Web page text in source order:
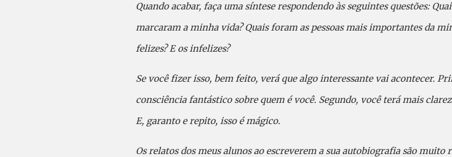
Quando acabar, faça uma síntese respondendo às seguintes questões:
marcaram a minha vida? Quais foram as pessoas mais importantes da
felizes? E os infelizes?
Se você fizer isso, bem feito, verá que algo interessante vai acontecer.
consciência fantástico sobre quem é você. Segundo, você terá mais
E, garanto e repito, isso é mágico.
Os relatos dos meus alunos ao escreverem a sua autobiografia são